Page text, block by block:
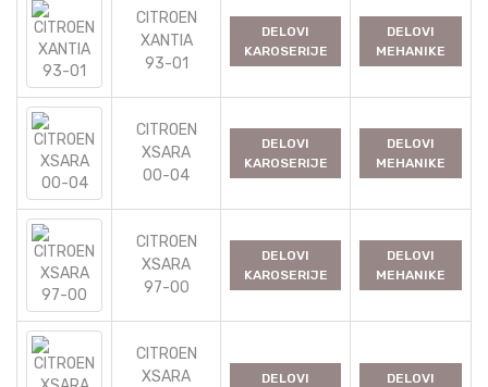
CITROEN
XANTIA
93-01
DELOVI
KAROSERIJE
DELOVI
MEHANIKE
CITROEN
XSARA
00-04
DELOVI
KAROSERIJE
DELOVI
MEHANIKE
CITROEN
XSARA
97-00
DELOVI
KAROSERIJE
DELOVI
MEHANIKE
CITROEN
XSARA
DELOVI
DELOVI